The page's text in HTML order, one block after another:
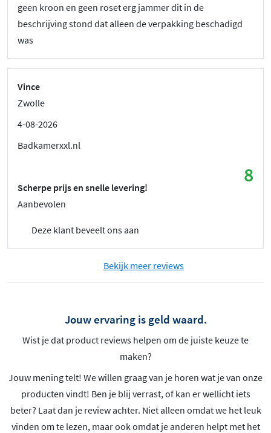
geen kroon en geen roset erg jammer dit in de
beschrijving stond dat alleen de verpakking beschadigd
was
Vince
Zwolle
4-08-2026
Badkamerxxl.nl
8
Scherpe prijs en snelle levering!
Aanbevolen
Deze klant beveelt ons aan
Bekijk meer reviews
Jouw ervaring is geld waard.
Wist je dat product reviews helpen om de juiste keuze te
maken?
Jouw mening telt! We willen graag van je horen wat je van onze
producten vindt! Ben je blij verrast, of kan er wellicht iets
beter? Laat dan je review achter. Niet alleen omdat we het leuk
vinden om te lezen, maar ook omdat je anderen helpt met het